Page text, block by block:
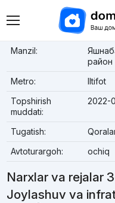
Manzil:
район
Metro:
Iltifot
Topshirish
muddati:
2022-
Tugatish:
Avtoturargoh:
ochiq
Narxlar va rejalar
Joylashuv va